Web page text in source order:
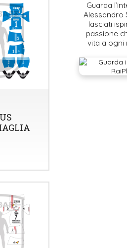
Guarda
Alessandro
lasciati
passione
vita a ogni